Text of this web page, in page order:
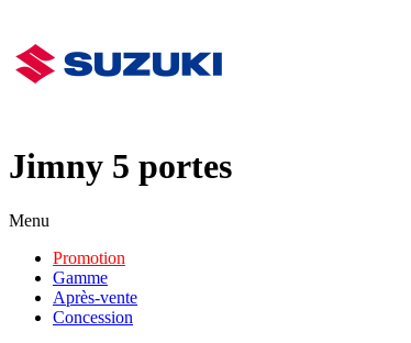
Jimny 5 portes
Menu
Promotion
Gamme
Après-vente
Concession